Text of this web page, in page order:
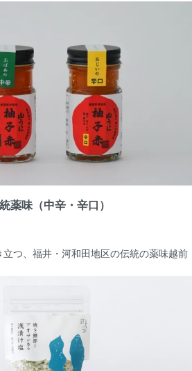
薬味（中辛・辛口）
つ、福井・河和田地区の伝統の薬味越前